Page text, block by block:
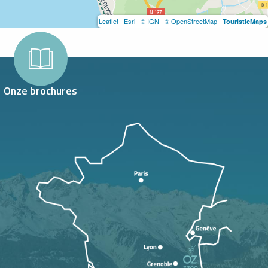
Leaflet | Esri | © IGN | © OpenStreetMap | TouristicMaps
Onze brochures